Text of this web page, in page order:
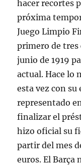
hacer recortes
próxima
Juego Limpio
primero de tres
junio de 1919
actual. Hace lo
esta vez con
representado
finalizar el
hizo oficial su
partir del mes
euros. El Barça